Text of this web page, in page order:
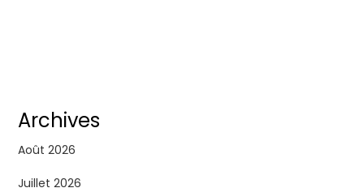
Archives
Août 2026
Juillet 2026